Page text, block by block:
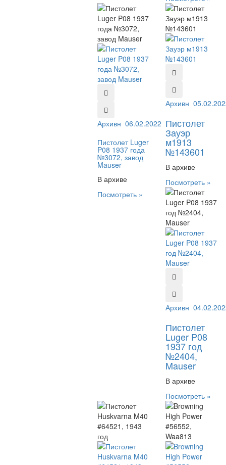
Архивный №:3072
06.02.2022
Пистолет Luger
P08 1937 года
№3072, завод
Mauser
В архиве
Посмотреть »
Архивный №:
Пистолет
Зауэр
м1913
№143601
В архиве
Посмотреть »
Архивный №:
Пистолет
Luger P08
1937 год
№2404,
Mauser
В архиве
Посмотреть »